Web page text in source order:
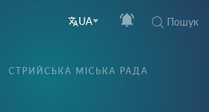
UA Пошук
СТРИЙСЬКА МІСЬКА РАДА